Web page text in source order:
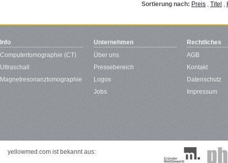
Sortierung nach: Preis , Titel ,
Info
Computertomographie (CT)
Ultraschall
Magnetresonanztomographie
Unternehmen
Über uns
Pressebereich
Logos
Jobs
Rechtliches
AGB
Kontakt
Datenschutz
Impressum
yellowmed.com ist bekannt aus: